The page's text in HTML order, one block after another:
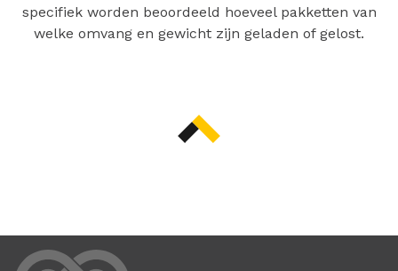
specifiek worden beoordeeld hoeveel pakketten van
welke omvang en gewicht zijn geladen of gelost.